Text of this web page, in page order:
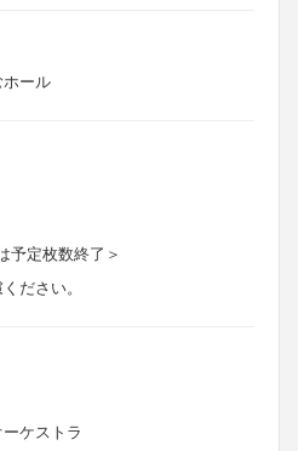
ール
予定枚数終了＞
ださい。
ケストラ